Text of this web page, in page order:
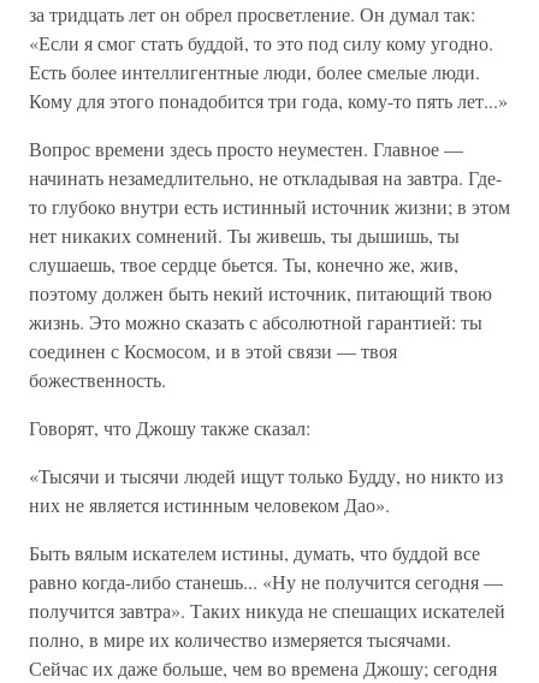
за тридцать лет он обрел просветление. Он думал так:
«Если я смог стать буддой, то это под силу кому угодно.
Есть более интеллигентные люди, более смелые люди.
Кому для этого понадобится три года, кому-то пять лет...»
Вопрос времени здесь просто неуместен. Главное —
начинать незамедлительно, не откладывая на завтра. Где-
то глубоко внутри есть истинный источник жизни; в этом
нет никаких сомнений. Ты живешь, ты дышишь, ты
слушаешь, твое сердце бьется. Ты, конечно же, жив,
поэтому должен быть некий источник, питающий твою
жизнь. Это можно сказать с абсолютной гарантией: ты
соединен с Космосом, и в этой связи — твоя
божественность.
Говорят, что Джошу также сказал:
«Тысячи и тысячи людей ищут только Будду, но никто из
них не является истинным человеком Дао».
Быть вялым искателем истины, думать, что буддой все
равно когда-либо станешь... «Ну не получится сегодня —
получится завтра». Таких никуда не спешащих искателей
полно, в мире их количество измеряется тысячами.
Сейчас их даже больше, чем во времена Джошу; сегодня